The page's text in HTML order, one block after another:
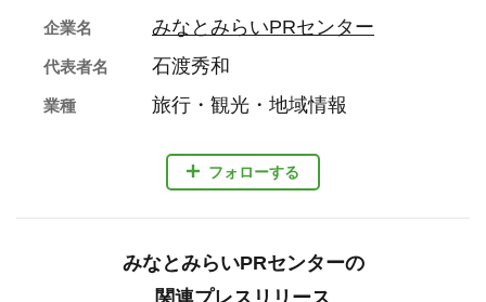
フォローする
企業名 みなとみらいPRセンター
代表者名 石渡秀和
業種 旅行・観光・地域情報
みなとみらいPRセンターの